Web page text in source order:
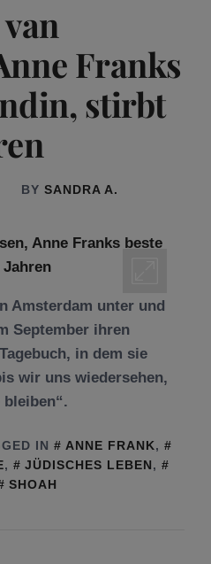
Franks
stirbt
BY SANDRA A.
Amsterdam unter und
September ihren
in dem sie
wir uns wiedersehen,
bleiben“.
IN ANNE FRANK,
, JÜDISCHES LEBEN,
SHOAH